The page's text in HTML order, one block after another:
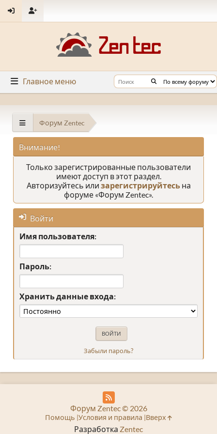
Главное меню
Форум Zentec
Внимание!
Только зарегистрированные пользователи
имеют доступ в этот раздел.
Авторизуйтесь или зарегистрируйтесьна
форуме «Форум Zentec».
Войти
Имя пользователя:
Пароль:
Хранить данные входа:
Забыли пароль?
Разработка Zentec
Форум Zentec © 2026
Помощь Условия и правила Вверх